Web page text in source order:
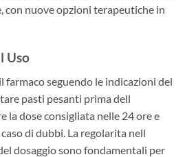
con nuove opzioni terapeutiche in
Uso
farmaco seguendo le indicazioni del
pasti pesanti prima dell
la dose consigliata nelle 24 ore e
di dubbi. La regolarita nell
dosaggio sono fondamentali per